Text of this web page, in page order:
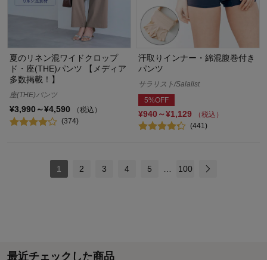
夏のリネン混ワイドクロップ
ド・座(THE)パンツ 【メディア
多数掲載！】
座(THE)パンツ
¥3,990～¥4,590
（税込）
(374)
汗取りインナー・綿混腹巻付き
パンツ
サラリスト/Salalist
5%OFF
¥940～¥1,129
（税込）
(441)
1 2 3 4 5 … 100
最近チェックした商品